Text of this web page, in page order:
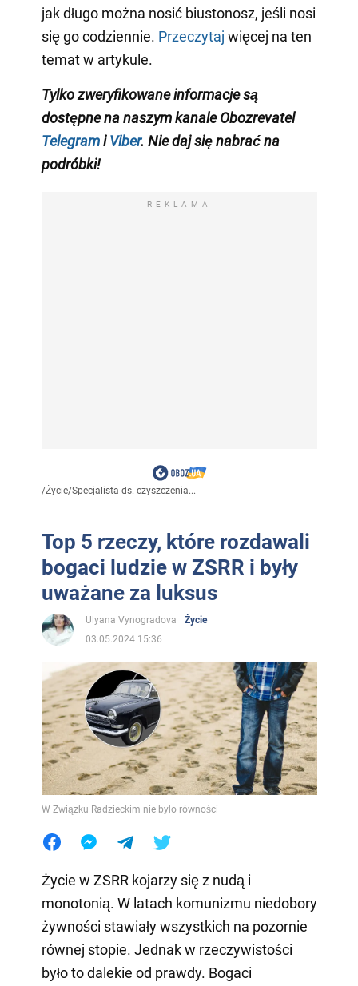
jak długo można nosić biustonosz, jeśli nosi
się go codziennie. Przeczytaj więcej na ten
temat w artykule.
Tylko zweryfikowane informacje są
dostępne na naszym kanale Obozrevatel
TelegramiViber. Nie daj się nabrać na
podróbki!
REKLAMA
/Życie/Specjalista ds. czyszczenia...
Top 5 rzeczy, które rozdawali
bogaci ludzie w ZSRR i były
uważane za luksus
Ulyana Vynogradova
Życie
03.05.2024 15:36
W Związku Radzieckim nie było równości
Życie w ZSRR kojarzy się z nudą i
monotonią. W latach komunizmu niedobory
żywności stawiały wszystkich na pozornie
równej stopie. Jednak w rzeczywistości
było to dalekie od prawdy. Bogaci